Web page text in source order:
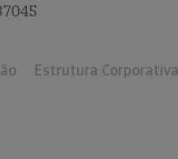
Estrutura Corporativa